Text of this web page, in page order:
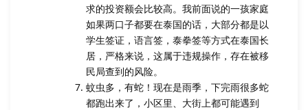
求的投资额会比较高。我前面说的一孩家庭
如果两口子都要在泰国的话，大部分都是以
学生签证，语言签，泰拳签等方式在泰国长
居，严格来说，这属于违规操作，存在被移
民局查到的风险。
蚊虫多，有蛇！现在是雨季，下完雨很多蛇
都跑出来了，小区里、大街上都可能遇到